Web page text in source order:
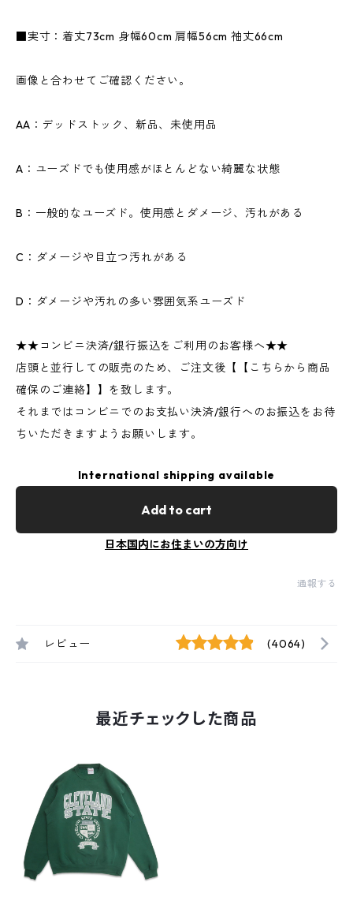
■実寸：着丈73cm 身幅60cm 肩幅56cm 袖丈66cm
画像と合わせてご確認ください。
AA：デッドストック、新品、未使用品
A：ユーズドでも使用感がほとんどない綺麗な状態
B：一般的なユーズド。使用感とダメージ、汚れがある
C：ダメージや目立つ汚れがある
D：ダメージや汚れの多い雰囲気系ユーズド
★★コンビニ決済/銀行振込をご利用のお客様へ★★
店頭と並行しての販売のため、ご注文後【【こちらから商品
確保のご連絡】】を致します。
それまではコンビニでのお支払い決済/銀行へのお振込をお待
ちいただきますようお願いします。
International shipping available
Add to cart
日本国内にお住まいの方向け
通報する
レビュー (4064)
最近チェックした商品